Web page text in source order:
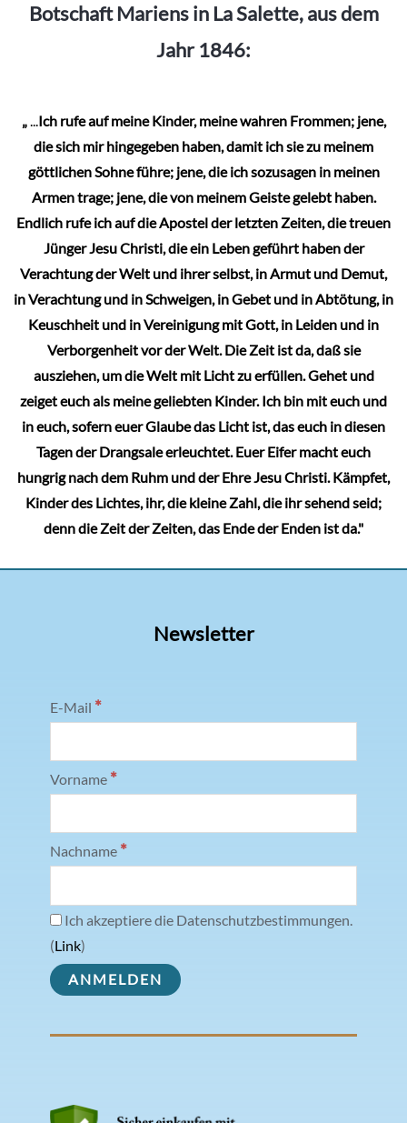
Botschaft Mariens in La Salette, aus dem
Jahr 1846:
„... Ich rufe auf meine Kinder, meine wahren Frommen; jene,
die sich mir hingegeben haben, damit ich sie zu meinem
göttlichen Sohne führe; jene, die ich sozusagen in meinen
Armen trage; jene, die von meinem Geiste gelebt haben.
Endlich rufe ich auf die Apostel der letzten Zeiten, die treuen
Jünger Jesu Christi, die ein Leben geführt haben der
Verachtung der Welt und ihrer selbst, in Armut und Demut,
in Verachtung und in Schweigen, in Gebet und in Abtötung, in
Keuschheit und in Vereinigung mit Gott, in Leiden und in
Verborgenheit vor der Welt. Die Zeit ist da, daß sie
ausziehen, um die Welt mit Licht zu erfüllen. Gehet und
zeiget euch als meine geliebten Kinder. Ich bin mit euch und
in euch, sofern euer Glaube das Licht ist, das euch in diesen
Tagen der Drangsale erleuchtet. Euer Eifer macht euch
hungrig nach dem Ruhm und der Ehre Jesu Christi. Kämpfet,
Kinder des Lichtes, ihr, die kleine Zahl, die ihr sehend seid;
denn die Zeit der Zeiten, das Ende der Enden ist da."
Newsletter
E-Mail *
Vorname *
Nachname *
Ich akzeptiere die Datenschutzbestimmungen.
(Link)